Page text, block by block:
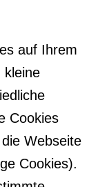
auf Ihrem
kleine
Cookies
Webseite
Cookies).